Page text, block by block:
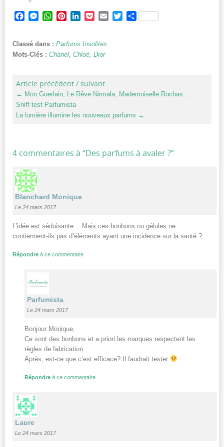
Facebook
Messenger
WhatsApp
PinterestLinkedInPocketEmailTwitterPartager
Classé dans : Parfums Insolites
Mots-Clés : Chanel Chloé Dior
Article précédent / suivant
← Mon Guerlain, Le Rêve Nirmala, Mademoiselle Rochas… :
Sniff-test Parfumista
La lumière illumine les nouveaux parfums →
4 commentaires à “Des parfums à avaler ?”
Blanchard Monique
Le 24 mars 2017
L’idée est séduisante… Mais ces bonbons ou gélules ne
contiennent-ils pas d’éléments ayant une incidence sur la santé ?
Répondre à ce commentaire
Parfumista
Le 24 mars 2017
Bonjour Monique,
Ce sont des bonbons et a priori les marques respectent les
règles de fabrication.
Après, est-ce que c’est efficace? Il faudrait tester
Répondre à ce commentaire
Laure
Le 24 mars 2017